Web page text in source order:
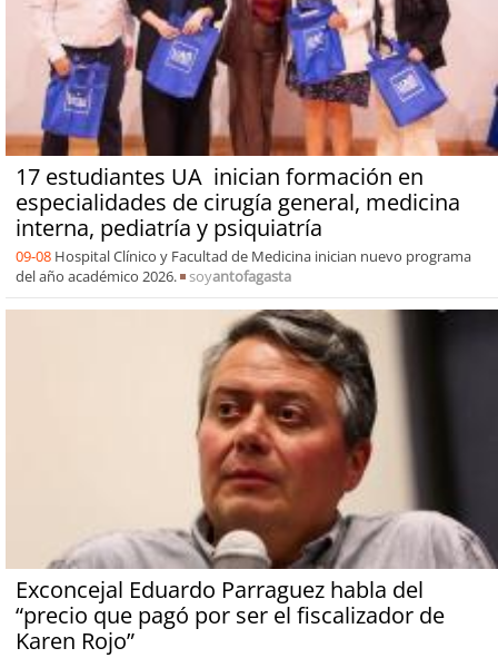
17 estudiantes UA inician formación en
especialidades de cirugía general, medicina
interna, pediatría y psiquiatría
09-08 Hospital Clínico y Facultad de Medicina inician nuevo programa
del año académico 2026.
soyantofagasta
Exconcejal Eduardo Parraguez habla del
“precio que pagó por ser el fiscalizador de
Karen Rojo”